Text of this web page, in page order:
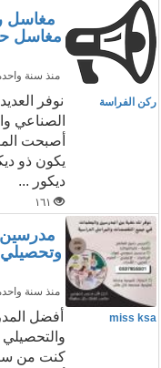
مغاسل
مغاسل
منذ سنة
ركن الفراسة
نوفر
الصناعي
أصبحت
يكون ذو
ديكور ...
١٦١
وتحصيلي في
منذ سنة
miss ksa
أفضل
كنت من